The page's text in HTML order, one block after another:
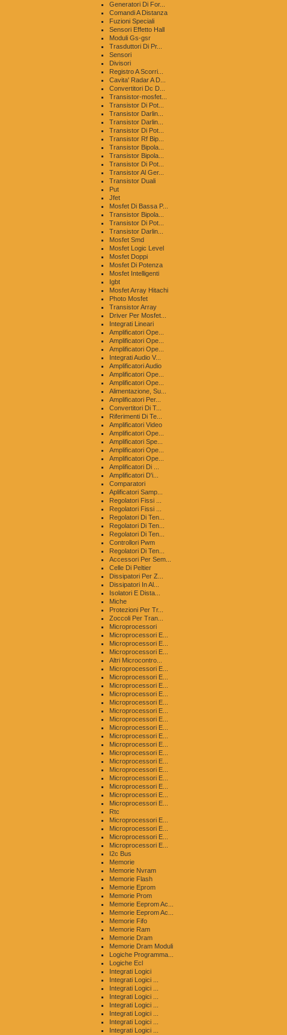
Generatori Di For...
Comandi A Distanza
Fuzioni Speciali
Sensori Effetto Hall
Moduli Gs-gsr
Trasduttori Di Pr...
Sensori
Divisori
Registro A Scorri...
Cavita' Radar A D...
Convertitori Dc D...
Transistor-mosfet...
Transistor Di Pot...
Transistor Darlin...
Transistor Darlin...
Transistor Di Pot...
Transistor Rf Bip...
Transistor Bipola...
Transistor Bipola...
Transistor Di Pot...
Transistor Al Ger...
Transistor Duali
Put
Jfet
Mosfet Di Bassa P...
Transistor Bipola...
Transistor Di Pot...
Transistor Darlin...
Mosfet Smd
Mosfet Logic Level
Mosfet Doppi
Mosfet Di Potenza
Mosfet Intelligenti
Igbt
Mosfet Array Hitachi
Photo Mosfet
Transistor Array
Driver Per Mosfet...
Integrati Lineari
Amplificatori Ope...
Amplificatori Ope...
Amplificatori Ope...
Integrati Audio V...
Amplificatori Audio
Amplificatori Ope...
Amplificatori Ope...
Alimentazione, Su...
Amplificatori Per...
Convertitori Di T...
Riferimenti Di Te...
Amplificatori Video
Amplificatori Ope...
Amplificatori Spe...
Amplificatori Ope...
Amplificatori Ope...
Amplificatori Di ...
Amplificatori D'i...
Comparatori
Aplificatori Samp...
Regolatori Fissi ...
Regolatori Fissi ...
Regolatori Di Ten...
Regolatori Di Ten...
Regolatori Di Ten...
Controllori Pwm
Regolatori Di Ten...
Accessori Per Sem...
Celle Di Peltier
Dissipatori Per Z...
Dissipatori In Al...
Isolatori E Dista...
Miche
Protezioni Per Tr...
Zoccoli Per Tran...
Microprocessori
Microprocessori E...
Microprocessori E...
Microprocessori E...
Altri Microcontro...
Microprocessori E...
Microprocessori E...
Microprocessori E...
Microprocessori E...
Microprocessori E...
Microprocessori E...
Microprocessori E...
Microprocessori E...
Microprocessori E...
Microprocessori E...
Microprocessori E...
Microprocessori E...
Microprocessori E...
Microprocessori E...
Microprocessori E...
Microprocessori E...
Microprocessori E...
Rtc
Microprocessori E...
Microprocessori E...
Microprocessori E...
Microprocessori E...
I2c Bus
Memorie
Memorie Nvram
Memorie Flash
Memorie Eprom
Memorie Prom
Memorie Eeprom Ac...
Memorie Eeprom Ac...
Memorie Fifo
Memorie Ram
Memorie Dram
Memorie Dram Moduli
Logiche Programma...
Logiche Ecl
Integrati Logici
Integrati Logici ...
Integrati Logici ...
Integrati Logici ...
Integrati Logici ...
Integrati Logici ...
Integrati Logici ...
Integrati Logici ...